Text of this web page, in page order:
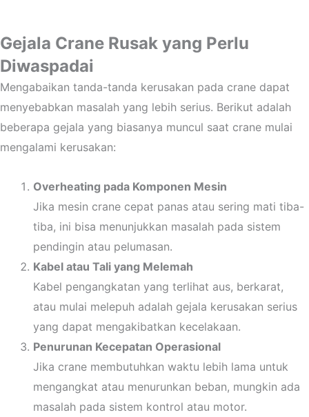
Gejala Crane Rusak yang Perlu
Diwaspadai
Mengabaikan tanda-tanda kerusakan pada crane dapat
menyebabkan masalah yang lebih serius. Berikut adalah
beberapa gejala yang biasanya muncul saat crane mulai
mengalami kerusakan:
Overheating pada Komponen Mesin
Jika mesin crane cepat panas atau sering mati tiba-
tiba, ini bisa menunjukkan masalah pada sistem
pendingin atau pelumasan.
Kabel atau Tali yang Melemah
Kabel pengangkatan yang terlihat aus, berkarat,
atau mulai melepuh adalah gejala kerusakan serius
yang dapat mengakibatkan kecelakaan.
Penurunan Kecepatan Operasional
Jika crane membutuhkan waktu lebih lama untuk
mengangkat atau menurunkan beban, mungkin ada
masalah pada sistem kontrol atau motor.